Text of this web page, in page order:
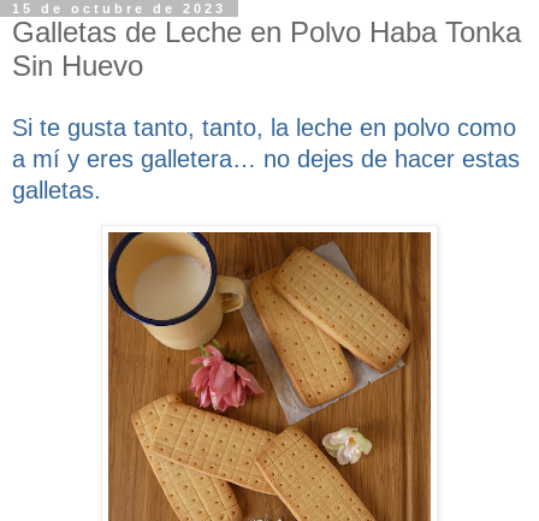
15 de octubre de 2023
Galletas de Leche en Polvo Haba Tonka
Sin Huevo
Si te gusta tanto, tanto, la leche en polvo como
a mí y eres galletera… no dejes de hacer estas
galletas.